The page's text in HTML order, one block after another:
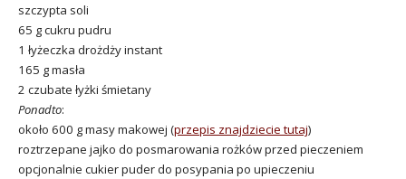
szczypta soli
65 g cukru pudru
1 łyżeczka drożdży instant
165 g masła
2 czubate łyżki śmietany
Ponadto:
około 600 g masy makowej (przepis znajdziecie tutaj)
roztrzepane jajko do posmarowania rożków przed pieczeniem
opcjonalnie cukier puder do posypania po upieczeniu